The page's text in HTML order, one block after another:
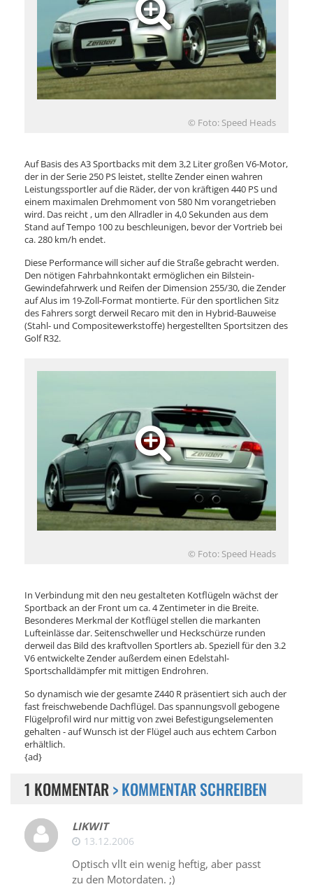
© Foto: Speed Heads
Auf Basis des A3 Sportbacks mit dem 3,2 Liter großen V6-Motor,
der in der Serie 250 PS leistet, stellte Zender einen wahren
Leistungssportler auf die Räder, der von kräftigen 440 PS und
einem maximalen Drehmoment von 580 Nm vorangetrieben
wird. Das reicht , um den Allradler in 4,0 Sekunden aus dem
Stand auf Tempo 100 zu beschleunigen, bevor der Vortrieb bei
ca. 280 km/h endet.
Diese Performance will sicher auf die Straße gebracht werden.
Den nötigen Fahrbahnkontakt ermöglichen ein Bilstein-
Gewindefahrwerk und Reifen der Dimension 255/30, die Zender
auf Alus im 19-Zoll-Format montierte. Für den sportlichen Sitz
des Fahrers sorgt derweil Recaro mit den in Hybrid-Bauweise
(Stahl- und Compositewerkstoffe) hergestellten Sportsitzen des
Golf R32.
© Foto: Speed Heads
In Verbindung mit den neu gestalteten Kotflügeln wächst der
Sportback an der Front um ca. 4 Zentimeter in die Breite.
Besonderes Merkmal der Kotflügel stellen die markanten
Lufteinlässe dar. Seitenschweller und Heckschürze runden
derweil das Bild des kraftvollen Sportlers ab. Speziell für den 3.2
V6 entwickelte Zender außerdem einen Edelstahl-
Sportschalldämpfer mit mittigen Endrohren.
So dynamisch wie der gesamte Z440 R präsentiert sich auch der
fast freischwebende Dachflügel. Das spannungsvoll gebogene
Flügelprofil wird nur mittig von zwei Befestigungselementen
gehalten - auf Wunsch ist der Flügel auch aus echtem Carbon
erhältlich.
{ad}
1 KOMMENTAR> KOMMENTAR SCHREIBEN
LIKWIT
13.12.2006
Optisch vllt ein wenig heftig, aber passt
zu den Motordaten. ;)